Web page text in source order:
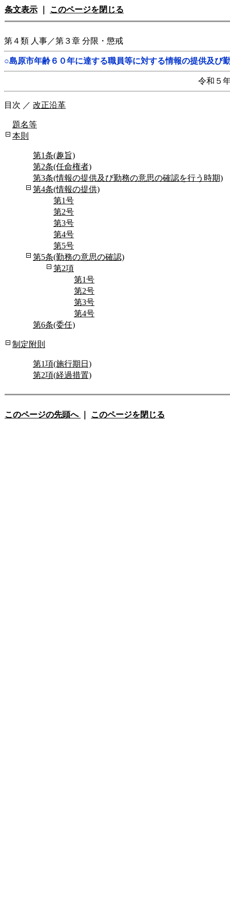
条文表示 このページを閉じる
第４類 人事／第３章 分限・懲戒
○島原市年齢６０年に達する職員等に対する情報の提供及び
令和５
目次 ／ 改正沿革
題名等
本則
第1条(趣旨)
第2条(任命権者)
第3条(情報の提供及び勤務の意思の確認を行う時期)
第4条(情報の提供)
第1号
第2号
第3号
第4号
第5号
第5条(勤務の意思の確認)
第2項
第1号
第2号
第3号
第4号
第6条(委任)
制定附則
第1項(施行期日)
第2項(経過措置)
このページの先頭へ このページを閉じる